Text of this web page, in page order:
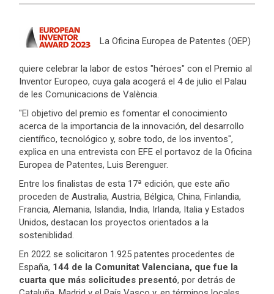
La Oficina Europea de Patentes (OEP)
quiere celebrar la labor de estos "héroes" con el Premio al
Inventor Europeo, cuya gala acogerá el 4 de julio el Palau
de les Comunicacions de València.
"El objetivo del premio es fomentar el conocimiento
acerca de la importancia de la innovación, del desarrollo
científico, tecnológico y, sobre todo, de los inventos",
explica en una entrevista con EFE el portavoz de la Oficina
Europea de Patentes, Luis Berenguer.
Entre los finalistas de esta 17ª edición, que este año
proceden de Australia, Austria, Bélgica, China, Finlandia,
Francia, Alemania, Islandia, India, Irlanda, Italia y Estados
Unidos, destacan los proyectos orientados a la
sosteniblidad.
En 2022 se solicitaron 1.925 patentes procedentes de
España, 144 de la Comunitat Valenciana, que fue la
cuarta que más solicitudes presentó, por detrás de